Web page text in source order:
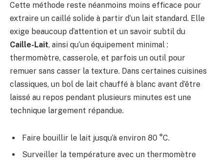
Cette méthode reste néanmoins moins efficace pour
extraire un caillé solide à partir d’un lait standard. Elle
exige beaucoup d’attention et un savoir subtil du
Caille-Lait, ainsi qu’un équipement minimal :
thermomètre, casserole, et parfois un outil pour
remuer sans casser la texture. Dans certaines cuisines
classiques, un bol de lait chauffé à blanc avant d’être
laissé au repos pendant plusieurs minutes est une
technique largement répandue.
Faire bouillir le lait jusqu’à environ 80 °C.
Surveiller la température avec un thermomètre